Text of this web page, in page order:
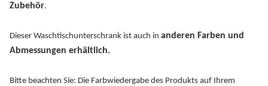
Zubehör.
Dieser Waschtischunterschrank ist auch in anderen Farben und
Abmessungen erhältlich.
Bitte beachten Sie: Die Farbwiedergabe des Produkts auf Ihrem